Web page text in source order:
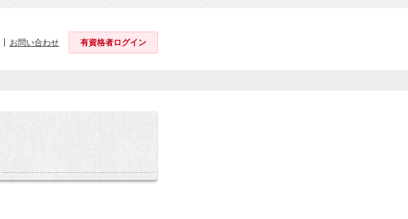
お問い合わせ 有資格者ログイン